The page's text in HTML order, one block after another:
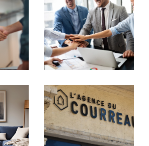
, chaque projet est unique.
à vous offrir une visibilité
nosannonces immobilières à Mon
un studio ou un immeuble,
des stratégies marketing
capter l'attention des acheteurs